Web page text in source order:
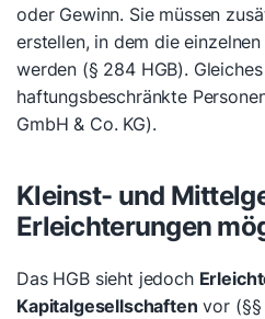
oder Gewinn. Sie müssen
erstellen, in dem die
werden (§ 284 HGB).
haftungsbeschränkte
GmbH & Co. KG).
Kleinst- und
Erleichterungen
Das HGB sieht jedoch
Kapitalgesellschaften vor (§§